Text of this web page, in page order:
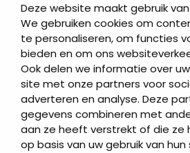
Deze website maakt gebruik
We gebruiken cookies om
te personaliseren, om functies
bieden en om ons
Ook delen we informatie over
site met onze partners voor
adverteren en analyse. Deze
gegevens combineren met
aan ze heeft verstrekt of die ze
op basis van uw gebruik van hun
Letterplaten
Grafzerken kopen
Direct naar
Grafstenen
As artikelen
Urngrafmonumenten